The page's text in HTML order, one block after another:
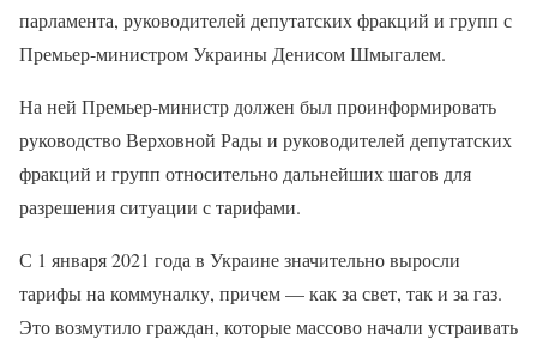
парламента, руководителей депутатских фракций и групп с
Премьер-министром Украины Денисом Шмыгалем.
На ней Премьер-министр должен был проинформировать
руководство Верховной Рады и руководителей депутатских
фракций и групп относительно дальнейших шагов для
разрешения ситуации с тарифами.
С 1 января 2021 года в Украине значительно выросли
тарифы на коммуналку, причем — как за свет, так и за газ.
Это возмутило граждан, которые массово начали устраивать